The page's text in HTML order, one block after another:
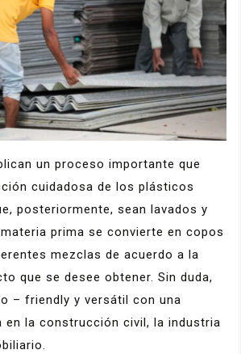
un proceso importante que
cuidadosa de los plásticos
posteriormente, sean lavados y
prima se convierte en copos
mezclas de acuerdo a la
que se desee obtener. Sin duda,
– friendly y versátil con una
en la construcción civil, la industria